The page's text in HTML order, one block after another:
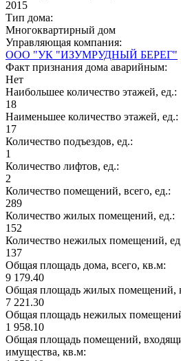
2015
Тип дома:
Многоквартирный дом
Управляющая компания:
ООО "УК "ИЗУМРУДНЫЙ БЕРЕГ"
Факт признания дома аварийным:
Нет
Наибольшее количество этажей, ед.:
18
Наименьшее количество этажей, ед.:
17
Количество подъездов, ед.:
1
Количество лифтов, ед.:
2
Количество помещений, всего, ед.:
289
Количество жилых помещений, ед.:
152
Количество нежилых помещений,
137
Общая площадь дома, всего, кв.м:
9 179.40
Общая площадь жилых помещений,
7 221.30
Общая площадь нежилых
1 958.10
Общая площадь помещений,
имущества, кв.м: